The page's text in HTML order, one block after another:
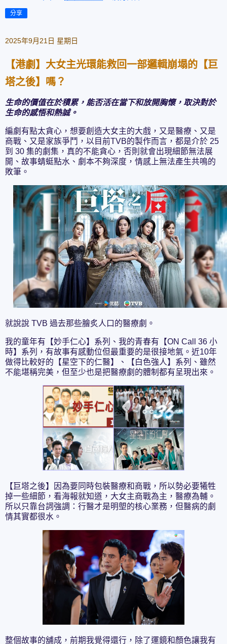
分享
2025年9月21日 星期日
【港劇】大女主光環能救回一部邏輯崩塌的【巨
塔之後】嗎？
生命的價值在於積累，能否活在當下和放開胸懷，取決對於
生命的感悟和熱誠。
編劇有點太貪心，想要創造大女主的大戲，又是醫療、又是
商戰、又是家族爭鬥，以目前TVB的製作而言，都是介於 25
到 30 集的劇集，真的不能貪心，否則就會出現細節無法展
開、故事蜻蜓點水、劇本不夠深度，情感上無法產生共鳴的
敗筆。
就說說 TVB 過去那些膾炙人口的醫療劇。
我的童年有【妙手仁心】系列、我的青春有【ON Call 36 小
時】系列，有故事有感動位但最重要的是很接地氣。近10年
做得比較好的【星空下的仁醫】、【白色強人】系列、雖然
不能堪稱完美，但至少也是把醫療劇的體制都有呈現出來。
【巨塔之後】因為要同時包裝醫療和商戰，所以勢必要犧牲
掉一些細節，看海報就知道，大女主商戰為主，醫療為輔。
所以只靠台詞強調：行醫才是明塱的核心業務，但醫病的劇
情其實都很水。
整個故事的舖成，前期我覺得還行，除了運鏡和顏色讓我有